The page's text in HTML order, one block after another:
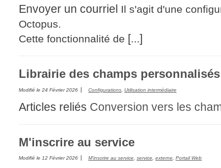
Envoyer un courriel
Il s'agit d'une
Octopus.
Cette fonctionnalité de [...]
Librairie des champs personnalisés
Modifié le 24 Février 2026 Configurations Utilisation intermédiaire
Articles reliés Conversion vers les
M'inscrire au service
Modifié le 12 Février 2026 M'inscrire au service service externe Portail Web